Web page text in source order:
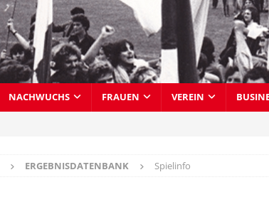
NACHWUCHS FRAUEN VEREIN
ERGEBNISDATENBANK Spielinfo